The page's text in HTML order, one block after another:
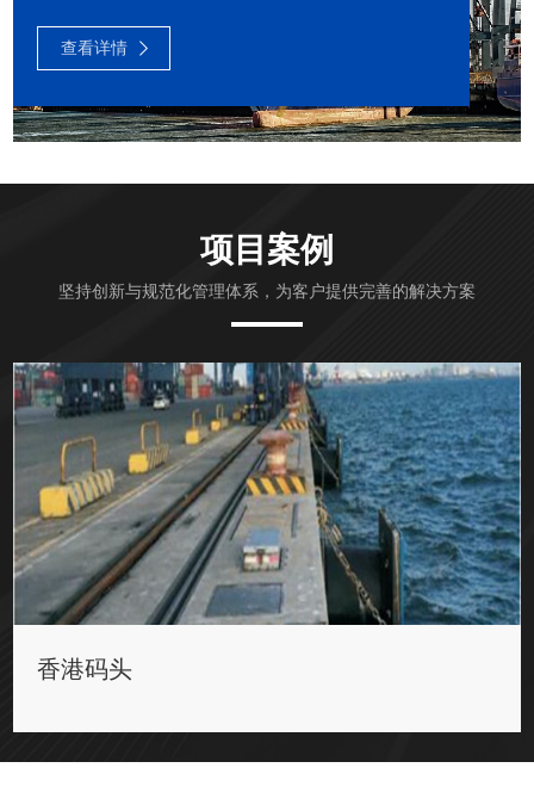
机在线官网-米兰(中国) 、复合缓冲器、弹簧缓冲器、橡
胶缓冲器、聚氨酯缓冲器等。我们还可以为客户提供定
制化的缓冲器产品和全面的售后服务。我们公司有多项
发明专利、有专业的技术与生产团队、中国首个专业的
动载撞击试验台获得了国家发明专利。我们公司长期与
查看详情
项目案例
坚持创新与规范化管理体系，为客户提供完善的解决方案
香港码头